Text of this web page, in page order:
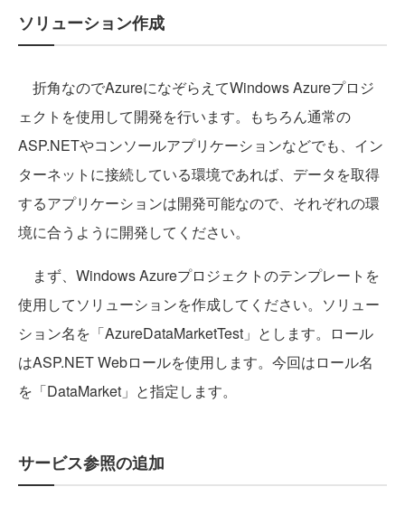
ソリューション作成
折角なのでAzureになぞらえてWindows Azureプロジ
ェクトを使用して開発を行います。もちろん通常の
ASP.NETやコンソールアプリケーションなどでも、イン
ターネットに接続している環境であれば、データを取得
するアプリケーションは開発可能なので、それぞれの環
境に合うように開発してください。
まず、Windows Azureプロジェクトのテンプレートを
使用してソリューションを作成してください。ソリュー
ション名を「AzureDataMarketTest」とします。ロール
はASP.NET Webロールを使用します。今回はロール名
を「DataMarket」と指定します。
サービス参照の追加